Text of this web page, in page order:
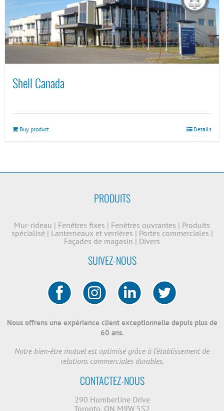
Shell Canada
Buy product Details
PRODUITS
Mur-rideau | Fenêtres fixes | Fenêtres ouvrantes | Produits
spécialisé | Lanterneaux et verrières | Portes commerciales |
Façades de magasin | Divers
SUIVEZ-NOUS
Nous offrens une expérience client exceptionnelle depuis plus de
60 ans.
Notre bien-être mutuel est optimisé grâce à l'établissement de
relations commerciales durables.
CONTACTEZ-NOUS
290 Humberline Drive
Toronto, ON M9W 5S2